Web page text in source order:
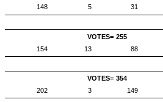
148
5 31
VOTES= 255
154
13 88
VOTES= 354
202
3 149